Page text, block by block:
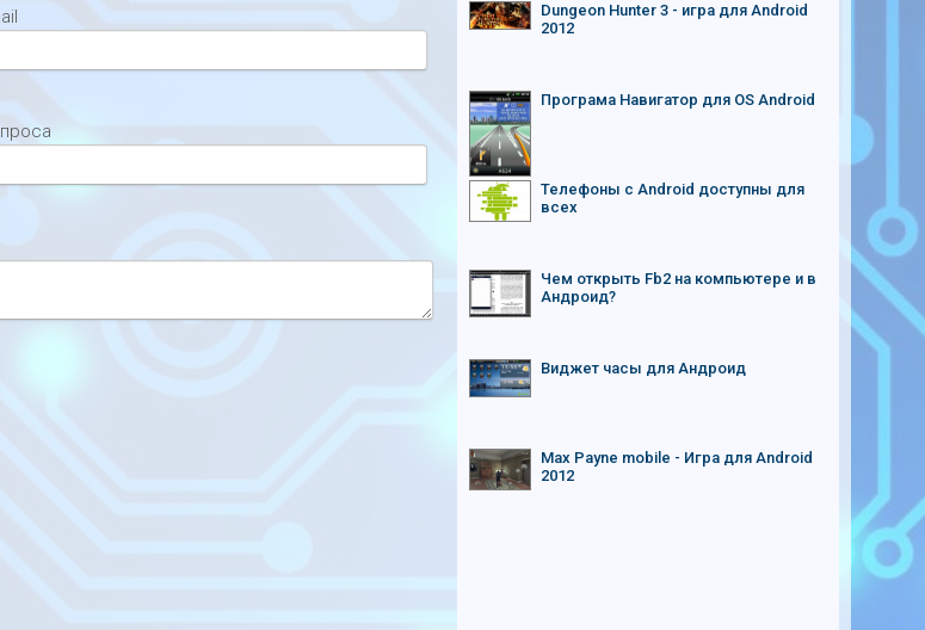
Dungeon Hunter 3 - игра для Android
2012
Програма Навигатор для OS Android
Телефоны с Android доступны для
всех
Чем открыть Fb2 на компьютере и в
Андроид?
Виджет часы для Андроид
Max Payne mobile - Игра для Android
2012